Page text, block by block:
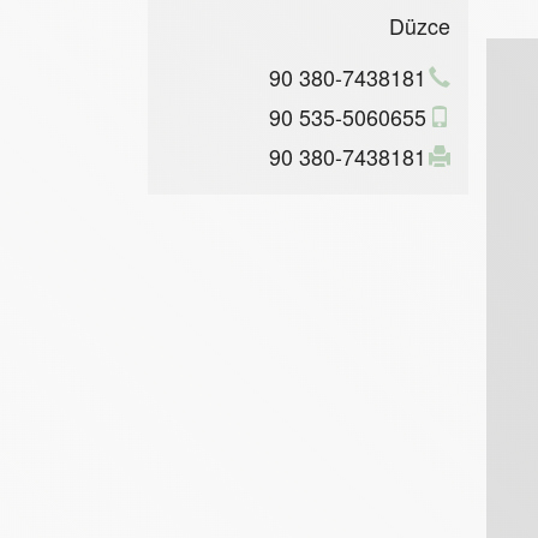
Düzce
90 380-7438181
90 535-5060655
90 380-7438181